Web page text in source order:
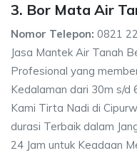
3. Bor Mata Air
Nomor Telepon: 0821
Jasa Mantek Air Tanah
Profesional yang
Kedalaman dari 30m s/d
Kami Tirta Nadi di
durasi Terbaik dalam
24 Jam untuk Keadaan